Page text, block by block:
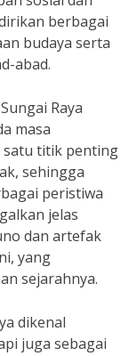
berbagai
budaya serta
abad.
Raya
masa
satu titik penting
sehingga
peristiwa
jelas
dan artefak
yang
sejarahnya.
dikenal
juga sebagai